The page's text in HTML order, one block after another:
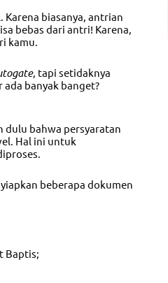
biasanya, antrian
bebas dari antri! Karena,
kamu.
, tapi setidaknya
banyak banget?
dulu bahwa persyaratan
Hal ini untuk
beberapa dokumen
Baptis;